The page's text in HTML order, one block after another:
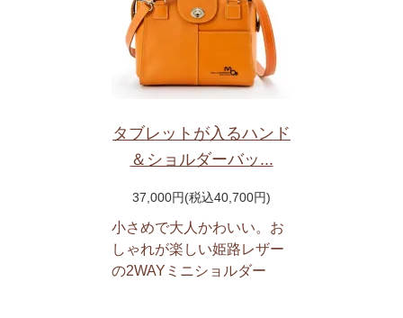
タブレットが入るハンド
＆ショルダーバッ...
37,000円(税込40,700円)
小さめで大人かわいい。お
しゃれが楽しい姫路レザー
の2WAYミニショルダー